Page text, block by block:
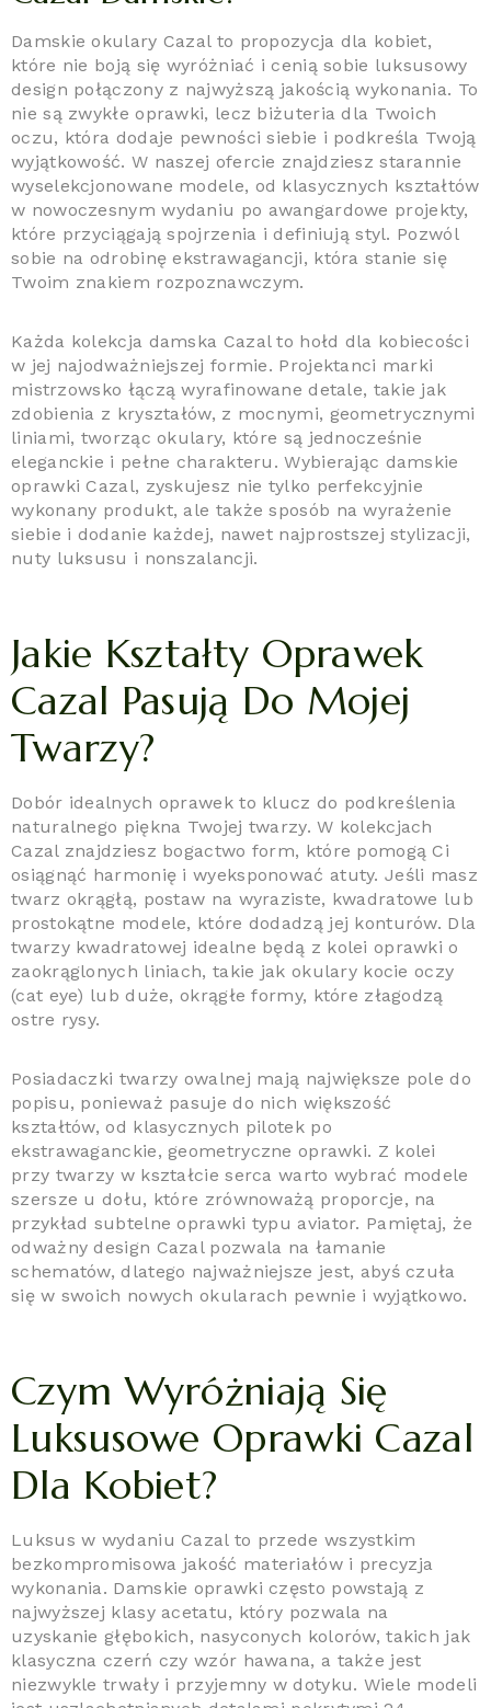
Damskie okulary Cazal to propozycja dla kobiet,
które nie boją się wyróżniać i cenią sobie luksusowy
design połączony z najwyższą jakością wykonania. To
nie są zwykłe oprawki, lecz biżuteria dla Twoich
oczu, która dodaje pewności siebie i podkreśla Twoją
wyjątkowość. W naszej ofercie znajdziesz starannie
wyselekcjonowane modele, od klasycznych kształtów
w nowoczesnym wydaniu po awangardowe projekty,
które przyciągają spojrzenia i definiują styl. Pozwól
sobie na odrobinę ekstrawagancji, która stanie się
Twoim znakiem rozpoznawczym.
Każda kolekcja damska Cazal to hołd dla kobiecości
w jej najodważniejszej formie. Projektanci marki
mistrzowsko łączą wyrafinowane detale, takie jak
zdobienia z kryształów, z mocnymi, geometrycznymi
liniami, tworząc okulary, które są jednocześnie
eleganckie i pełne charakteru. Wybierając damskie
oprawki Cazal, zyskujesz nie tylko perfekcyjnie
wykonany produkt, ale także sposób na wyrażenie
siebie i dodanie każdej, nawet najprostszej stylizacji,
nuty luksusu i nonszalancji.
Jakie Kształty Oprawek
Cazal Pasują Do Mojej
Twarzy?
Dobór idealnych oprawek to klucz do podkreślenia
naturalnego piękna Twojej twarzy. W kolekcjach
Cazal znajdziesz bogactwo form, które pomogą Ci
osiągnąć harmonię i wyeksponować atuty. Jeśli masz
twarz okrągłą, postaw na wyraziste, kwadratowe lub
prostokątne modele, które dodadzą jej konturów. Dla
twarzy kwadratowej idealne będą z kolei oprawki o
zaokrąglonych liniach, takie jak okulary kocie oczy
(cat eye) lub duże, okrągłe formy, które złagodzą
ostre rysy.
Posiadaczki twarzy owalnej mają największe pole do
popisu, ponieważ pasuje do nich większość
kształtów, od klasycznych pilotek po
ekstrawaganckie, geometryczne oprawki. Z kolei
przy twarzy w kształcie serca warto wybrać modele
szersze u dołu, które zrównoważą proporcje, na
przykład subtelne oprawki typu aviator. Pamiętaj, że
odważny design Cazal pozwala na łamanie
schematów, dlatego najważniejsze jest, abyś czuła
się w swoich nowych okularach pewnie i wyjątkowo.
Czym Wyróżniają Się
Luksusowe Oprawki Cazal
Dla Kobiet?
Luksus w wydaniu Cazal to przede wszystkim
bezkompromisowa jakość materiałów i precyzja
wykonania. Damskie oprawki często powstają z
najwyższej klasy acetatu, który pozwala na
uzyskanie głębokich, nasyconych kolorów, takich jak
klasyczna czerń czy wzór hawana, a także jest
niezwykle trwały i przyjemny w dotyku. Wiele modeli